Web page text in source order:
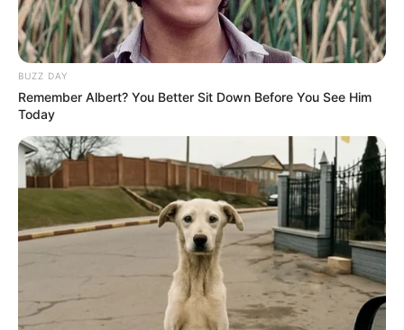
info@groza-news.info
КАТЕГОРІЇ
Без рубрики
Гарячi
Нам пишуть
BUZZ DAY
Remember Albert? You Better Sit Down Before You See Him
Today